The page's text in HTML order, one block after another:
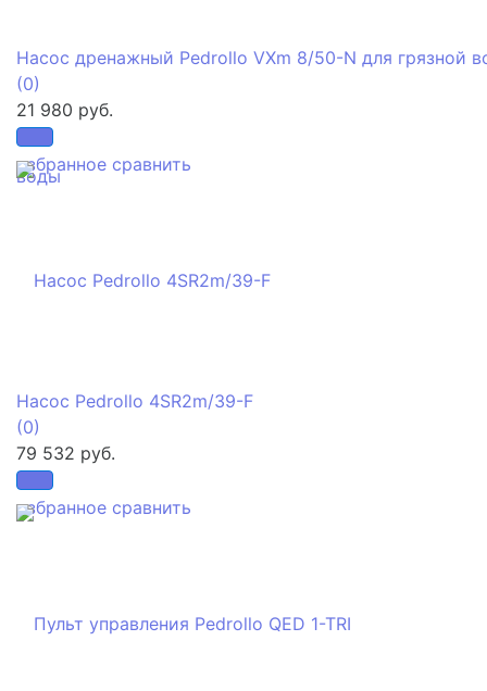
избранное сравнить
Насос дренажный Pedrollo VXm 8/50-N для грязной
(0)
21 980 руб.
избранное сравнить
Насос Pedrollo 4SR2m/39-F
(0)
79 532 руб.